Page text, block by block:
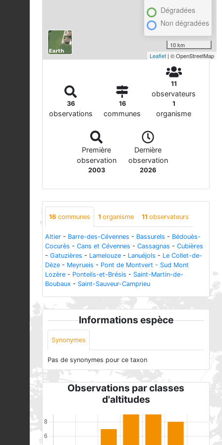
Dégradées
Non dégradées
10 km
Leaflet | © OpenStreetMap
36
observations
16
communes
11
observateurs
1
organisme
Première
observation
2003
Dernière
observation
2026
16 communes 1 organisme 11 observateurs
Altier - Barre-des-Cévennes - Bassurels - Bédouès-
Cocurès - Cans et Cévennes - Cassagnas - Cubières
- Gatuzières - Lamelouze - Lanuéjols - Le Collet-de-
Dèze - Meyrueis - Pont de Montvert - Sud Mont
Lozère - Ponteils-et-Brésis - Saint-Martin-de-
Boubaux - Saint-Sauveur-Camprieu
Informations espèce
Synonymes
Pas de synonymes pour ce taxon
Observations par classes
d'altitudes